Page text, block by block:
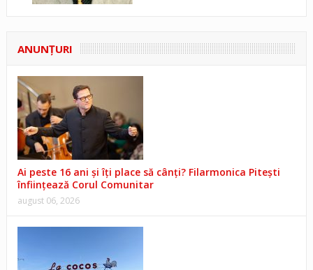
ANUNŢURI
Ai peste 16 ani și îți place să cânți? Filarmonica Pitești
înființează Corul Comunitar
august 06, 2026